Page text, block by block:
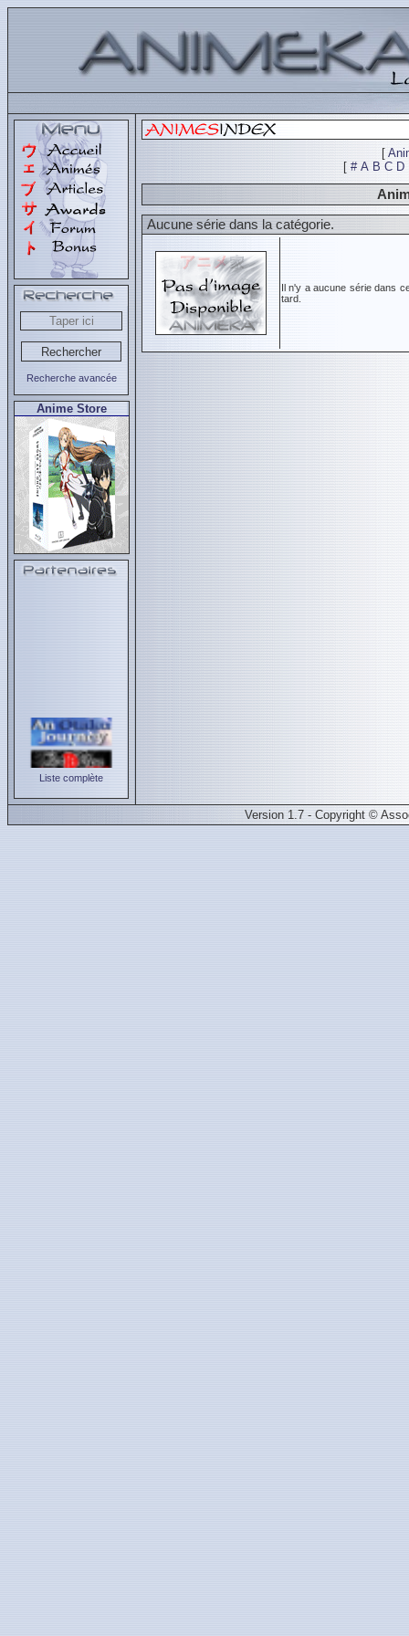
Recherche avancée
Anime Store
Liste complète
[
[ # A B C D
Aucune série dans la catégorie.
Il n'y a aucune série dans
tard.
Version 1.7 - Copyright ©